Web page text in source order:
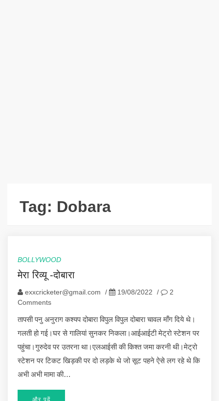
Tag: Dobara
BOLLYWOOD
मेरा रिव्यू -दोबारा
exxcricketer@gmail.com / 19/08/2022 /
2
Comments
तापसी पनु अनुराग कश्यप दोबारा विपुल विपुल दोबारा चावल माँग दिये थे।
गलती हो गई।घर से गालियां सुनकर निकला।आईआईटी मेट्रो स्टेशन पर
पहुंचा।गुरुदेव पर उतरना था।एलआईसी की किश्त जमा करनी थी।मेट्रो
स्टेशन पर टिकट खिड़की पर दो लड़के थे जो सूट पहने ऐसे लग रहे थे कि
अभी अभी मामा की…
और पढ़ें